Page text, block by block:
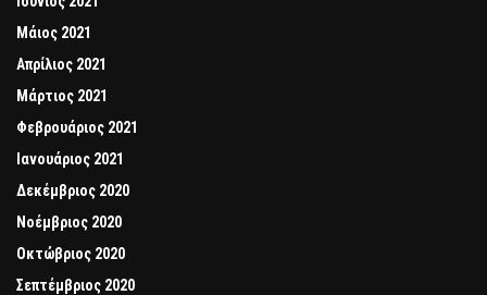
Μάιος 2021
Απρίλιος 2021
Μάρτιος 2021
Φεβρουάριος 2021
Ιανουάριος 2021
Δεκέμβριος 2020
Νοέμβριος 2020
Οκτώβριος 2020
Σεπτέμβριος 2020